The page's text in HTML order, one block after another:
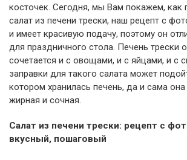
косточек. Сегодня, мы Вам покажем, как
салат из печени трески, наш рецепт с
и имеет красивую подачу, поэтому он
для праздничного стола. Печень трески
сочетается и с овощами, и с яйцами, и с
заправки для такого салата может
котором хранилась печень, да и сама
жирная и сочная.
Салат из печени трески: рецепт с
вкусный, пошаговый